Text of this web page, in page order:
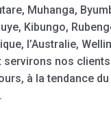
Muhanga,
Kibungo,
l’Australie,
nos
à la tendance du